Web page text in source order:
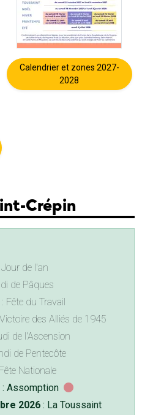
Calendrier et zones 2027-
2028
Crépin
Jour de l'an
de Pâques
: Fête du Travail
des Alliés de 1945
de l'Ascension
de Pentecôte
Nationale
: Assomption
2026 : La Toussaint